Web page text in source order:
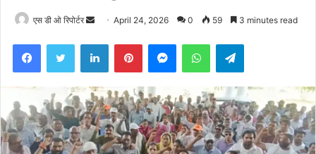
एस डी ओ रिपोर्टर
Send April 24, 2026 0 59 3 minutes read
FacebookTwitter LinkedInPinterestMessengerWhatsAppTelegram